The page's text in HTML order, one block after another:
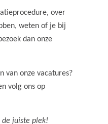
over
weten of je bij
dan onze
van onze vacatures?
volg ons op
de juiste plek!